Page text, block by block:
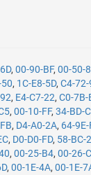
,00-90-BF,00-50-
50, 1C-E8-5D,C4-
, E4-C7-22,C0-7B-
,00-10-FF,34-BD-
, D4-A0-2A, 64-9E-
, D0-D0-FD, 58-BC-
,00-25-B4,00-26-
,00-1E-4A,00-1E-